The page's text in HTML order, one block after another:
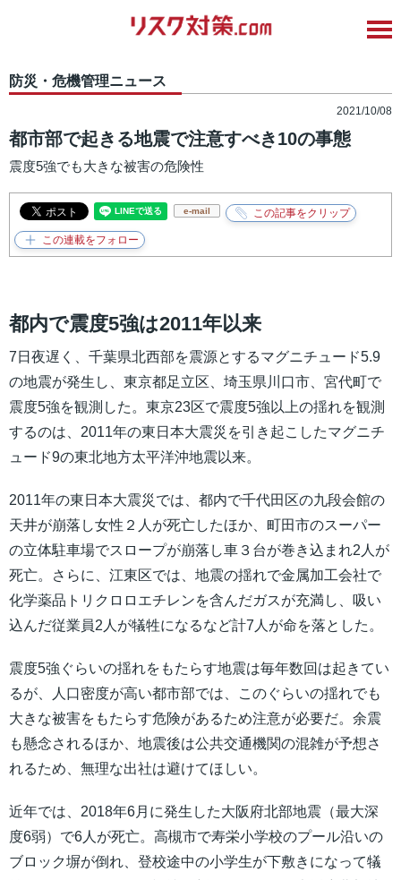
防災・危機管理ニュース
2021/10/08
都市部で起きる地震で注意すべき10の事態
震度5強でも大きな被害の危険性
e-mail
都内で震度5強は2011年以来
7日夜遅く、千葉県北西部を震源とするマグニチュード5.9
の地震が発生し、東京都足立区、埼玉県川口市、宮代町で
震度5強を観測した。東京23区で震度5強以上の揺れを観測
するのは、2011年の東日本大震災を引き起こしたマグニチ
ュード9の東北地方太平洋沖地震以来。
2011年の東日本大震災では、都内で千代田区の九段会館の
天井が崩落し女性２人が死亡したほか、町田市のスーパー
の立体駐車場でスロープが崩落し車３台が巻き込まれ2人が
死亡。さらに、江東区では、地震の揺れで金属加工会社で
化学薬品トリクロロエチレンを含んだガスが充満し、吸い
込んだ従業員2人が犠牲になるなど計7人が命を落とした。
震度5強ぐらいの揺れをもたらす地震は毎年数回は起きてい
るが、人口密度が高い都市部では、このぐらいの揺れでも
大きな被害をもたらす危険があるため注意が必要だ。余震
も懸念されるほか、地震後は公共交通機関の混雑が予想さ
れるため、無理な出社は避けてほしい。
近年では、2018年6月に発生した大阪府北部地震（最大深
度6弱）で6人が死亡。高槻市で寿栄小学校のプール沿いの
ブロック塀が倒れ、登校途中の小学生が下敷きになって犠